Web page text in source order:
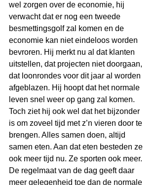
wel zorgen over de economie, hij
verwacht dat er nog een tweede
besmettingsgolf zal komen en de
economie kan niet eindeloos worden
bevroren. Hij merkt nu al dat klanten
uitstellen, dat projecten niet doorgaan,
dat loonrondes voor dit jaar al worden
afgeblazen. Hij hoopt dat het normale
leven snel weer op gang zal komen.
Toch ziet hij ook wel dat het bijzonder
is om zoveel tijd met z’n vieren door te
brengen. Alles samen doen, altijd
samen eten. Aan dat eten besteden ze
ook meer tijd nu. Ze sporten ook meer.
De regelmaat van de dag geeft daar
meer gelegenheid toe dan de normale